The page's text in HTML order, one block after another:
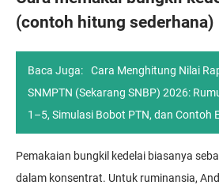
(contoh hitung sederhana)
Baca Juga:
Cara Menghitung Nilai
SNMPTN (Sekarang SNBP) 2026:
1–5, Simulasi Bobot PTN, dan Contoh
Pemakaian bungkil kedelai biasanya
dalam konsentrat. Untuk ruminansia,